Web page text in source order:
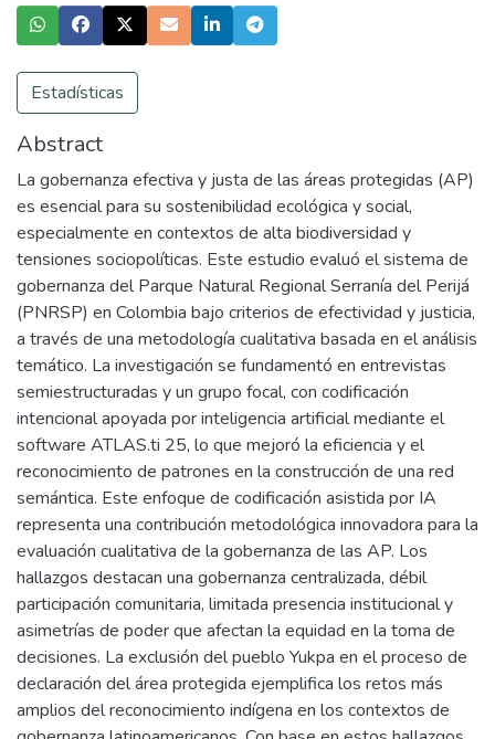
Estadísticas
Abstract
La gobernanza efectiva y justa de las áreas protegidas (AP)
es esencial para su sostenibilidad ecológica y social,
especialmente en contextos de alta biodiversidad y
tensiones sociopolíticas. Este estudio evaluó el sistema de
gobernanza del Parque Natural Regional Serranía del Perijá
(PNRSP) en Colombia bajo criterios de efectividad y justicia,
a través de una metodología cualitativa basada en el análisis
temático. La investigación se fundamentó en entrevistas
semiestructuradas y un grupo focal, con codificación
intencional apoyada por inteligencia artificial mediante el
software ATLAS.ti 25, lo que mejoró la eficiencia y el
reconocimiento de patrones en la construcción de una red
semántica. Este enfoque de codificación asistida por IA
representa una contribución metodológica innovadora para la
evaluación cualitativa de la gobernanza de las AP. Los
hallazgos destacan una gobernanza centralizada, débil
participación comunitaria, limitada presencia institucional y
asimetrías de poder que afectan la equidad en la toma de
decisiones. La exclusión del pueblo Yukpa en el proceso de
declaración del área protegida ejemplifica los retos más
amplios del reconocimiento indígena en los contextos de